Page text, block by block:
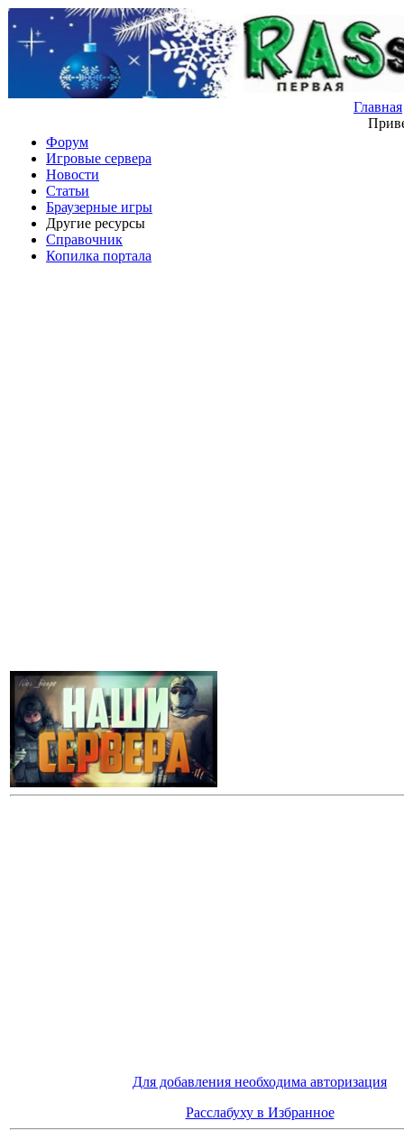
Главная
Форум
Игровые сервера
Новости
Статьи
Браузерные игры
Другие ресурсы
Справочник
Копилка портала
Для добавления необходима авторизация
Расслабуху в Избранное